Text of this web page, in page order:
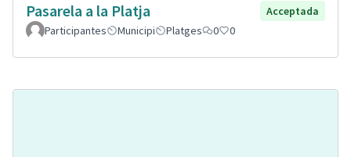
Pasarela a la Platja
Acceptada
Participantes
Municipi Platges 0 0